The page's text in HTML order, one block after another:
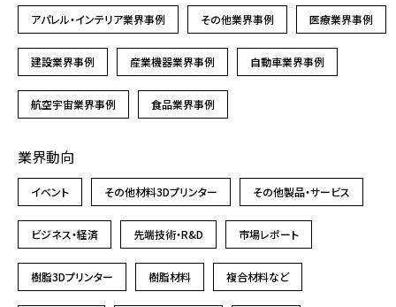
アパレル・インテリア業界事例 その他業界事例 医療業界事例
建設業界事例 産業機器業界事例 自動車業界事例
航空宇宙業界事例 食品業界事例
業界動向
イベント その他材料3Dプリンター その他製品・サービス
ビジネス・経済 先端技術・R&D 市場レポート
樹脂3Dプリンター 樹脂材料 複合材料など